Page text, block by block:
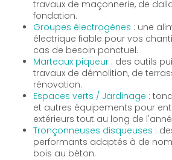
travaux de maçonnerie, de
fondation.
Groupes électrogènes : une
électrique fiable pour vos
cas de besoin ponctuel.
Marteaux piqueur : des outils
travaux de démolition, de
rénovation.
Espaces verts / Jardinage :
et autres équipements pour
extérieurs tout au long de
Tronçonneuses disqueuses :
performants adaptés à de
bois au béton.